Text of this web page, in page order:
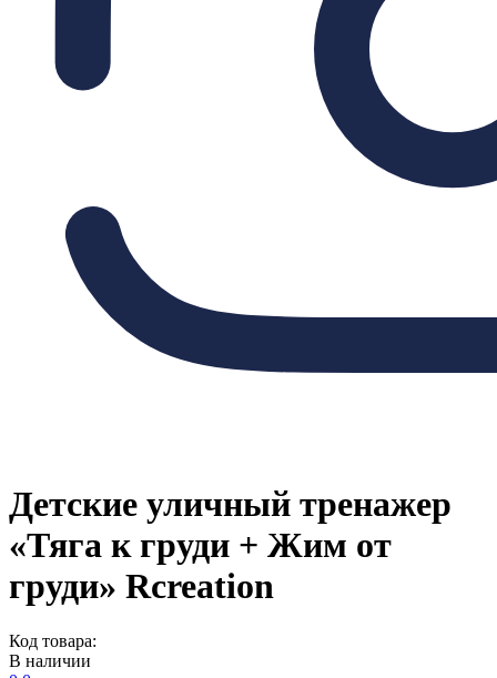
Детские уличный тренажер
«Тяга к груди + Жим от
груди» Rcreation
Код товара:
В наличии